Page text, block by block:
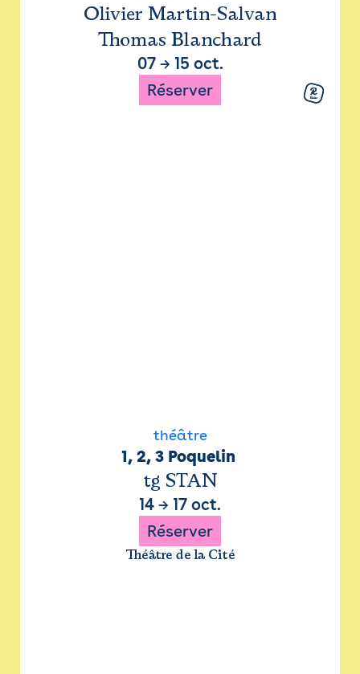
Olivier Martin-Salvan
Thomas Blanchard
07→ 15 oct.
Réserver
théâtre
1, 2, 3 Poquelin
tg STAN
14 → 17 oct.
Réserver
Théâtre de la Cité